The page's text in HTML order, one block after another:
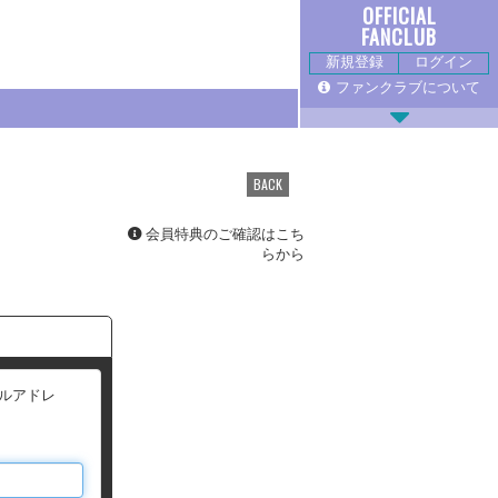
OFFICIAL
FANCLUB
新規登録
ログイン
ファンクラブについて
BACK
アドレ
会員特典のご確認はこち
らから